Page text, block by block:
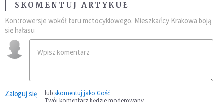
SKOMENTUJ ARTYKUŁ
Kontrowersje wokół toru motocyklowego. Mieszkańcy Krakowa boją
się hałasu
Zaloguj się lub skomentuj jako Gość